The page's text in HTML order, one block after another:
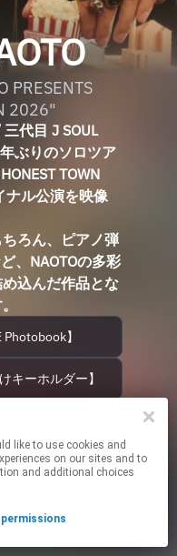
on our sites and to
and additional choices
permissions
PRESENTS
2026"
三代目 J SOUL
ぶりのソロツア
TOWN
ル公演を映像
ろん、ピアノ弾
、NAOTOの多彩
込んだ作品とな
】
キーホルダー】
links.
By using this service, you agree to the use of cookies.
permissions.